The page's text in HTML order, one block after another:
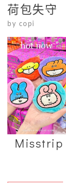
荷包失守
by copi
Misstrip